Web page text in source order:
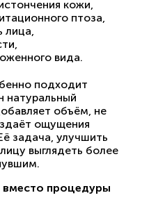
кожи,
птоза,
лица,
вида.
подходит
натуральный
объём, не
ощущения
задача, улучшить
выглядеть более
процедуры